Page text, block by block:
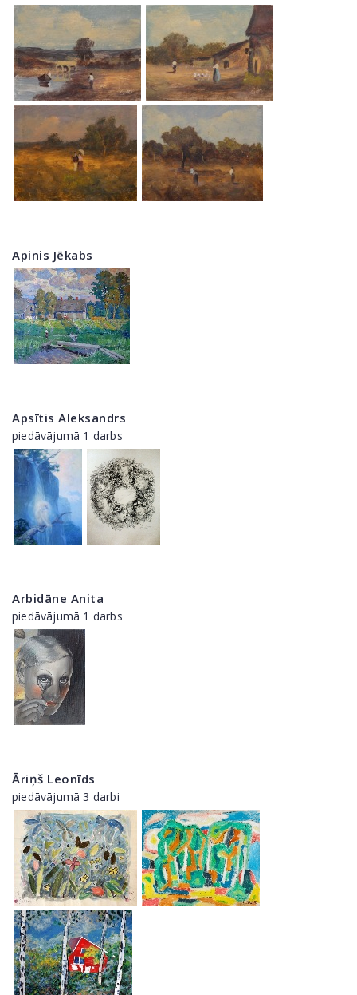
Apinis Jēkabs
Apsītis Aleksandrs
piedāvājumā 1 darbs
Arbidāne Anita
piedāvājumā 1 darbs
Āriņš Leonīds
piedāvājumā 3 darbi